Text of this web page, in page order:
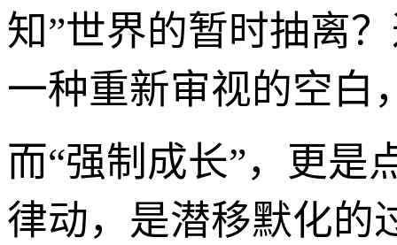
知”世界的暂时抽离
一种重新审视的空白
而“强制成长”，更是
律动，是潜移默化的